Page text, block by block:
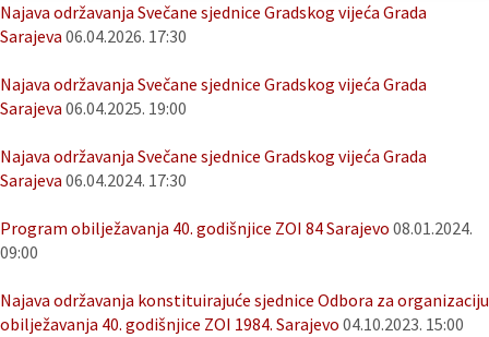
Najava održavanja Svečane sjednice Gradskog vijeća Grada
Sarajeva 06.04.2026. 17:30
Najava održavanja Svečane sjednice Gradskog vijeća Grada
Sarajeva 06.04.2025. 19:00
Najava održavanja Svečane sjednice Gradskog vijeća Grada
Sarajeva 06.04.2024. 17:30
Program obilježavanja 40. godišnjice ZOI 84 Sarajevo 08.01.2024.
09:00
Najava održavanja konstituirajuće sjednice Odbora za organizaciju
obilježavanja 40. godišnjice ZOI 1984. Sarajevo 04.10.2023. 15:00